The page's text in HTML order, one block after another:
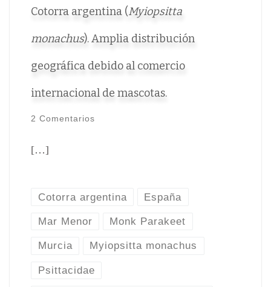
Cotorra argentina (Myiopsitta
monachus). Amplia distribución
geográfica debido al comercio
internacional de mascotas.
2 Comentarios
[…]
Cotorra argentina España
Mar Menor Monk Parakeet
Murcia Myiopsitta monachus
Psittacidae